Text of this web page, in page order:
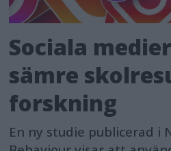
Sociala
sämre
forskning
En ny studie publicerad i